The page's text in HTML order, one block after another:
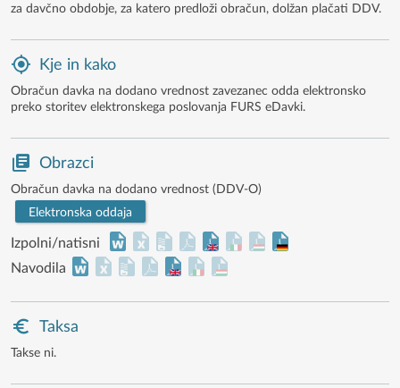
za davčno obdobje, za katero predloži obračun, dolžan plačati DDV.
Kje in kako
Obračun davka na dodano vrednost zavezanec odda elektronsko
preko storitev elektronskega poslovanja FURS eDavki.
Obrazci
Obračun davka na dodano vrednost (DDV-O)
Elektronska oddaja
Izpolni/natisni
Navodila
Taksa
Takse ni.